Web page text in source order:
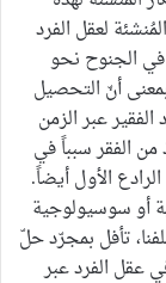
لعقل الفرد
في الجنوح نحو
أنّ التحصيل
الفقير عبر الزمن
من الفقر سبباً في
الأول أيضاً.
أو سوسيولوجية
تأفل بمجرّد حلّ
عقل الفرد عبر